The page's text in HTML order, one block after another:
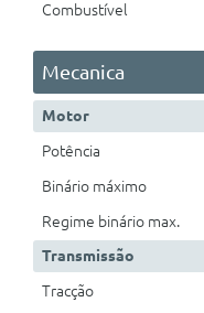
Combustível
Mecanica
Motor
Potência
Binário máximo
Regime binário max.
Transmissão
Tracção